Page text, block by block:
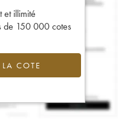
et illimité
de 150 000 cotes
COTE